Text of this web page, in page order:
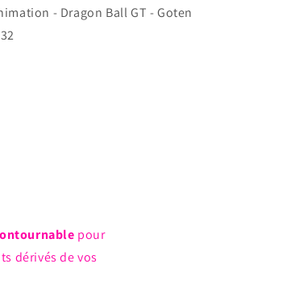
- Dragon Ball GT - Goten
pour
dérivés de vos